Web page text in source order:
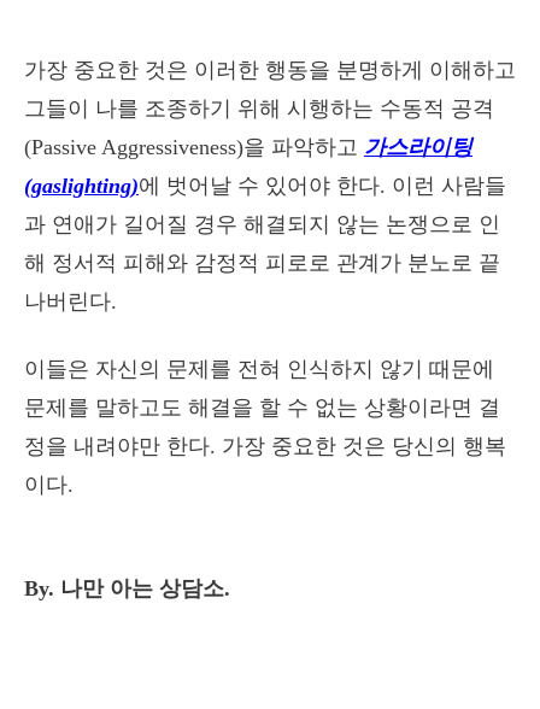
가장 중요한 것은 이러한 행동을 분명하게 이해하고
그들이 나를 조종하기 위해 시행하는 수동적 공격
(Passive Aggressiveness)을 파악하고 가스라이팅
(gaslighting)에 벗어날 수 있어야 한다. 이런 사람들
과 연애가 길어질 경우 해결되지 않는 논쟁으로 인
해 정서적 피해와 감정적 피로로 관계가 분노로 끝
나버린다.
이들은 자신의 문제를 전혀 인식하지 않기 때문에
문제를 말하고도 해결을 할 수 없는 상황이라면 결
정을 내려야만 한다. 가장 중요한 것은 당신의 행복
이다.
By. 나만 아는 상담소.